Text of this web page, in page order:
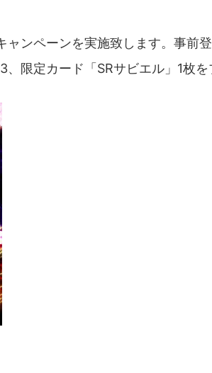
ャンペーンを実施致します。事前
限定カード「SRサビエル」1枚を